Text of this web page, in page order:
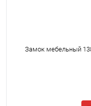
Замок мебельный